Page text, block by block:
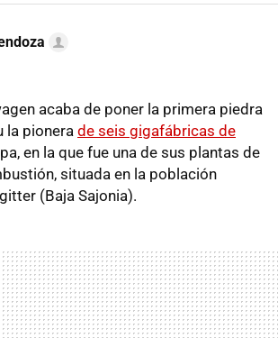
acaba de poner la primera piedra
la pionera de seis gigafábricas de
en la que fue una de sus plantas de
situada en la población
(Baja Sajonia).